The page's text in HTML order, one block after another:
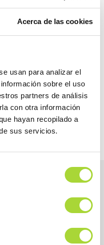
Acerca de las cookies
usan para analizar el
sobre el uso
partners de análisis
con otra información
hayan recopilado a
sus servicios.